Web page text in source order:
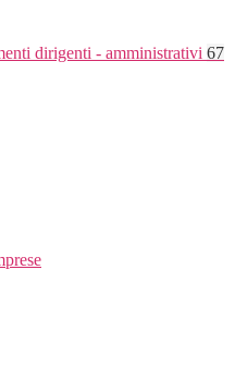
dirigenti - amministrativi 67